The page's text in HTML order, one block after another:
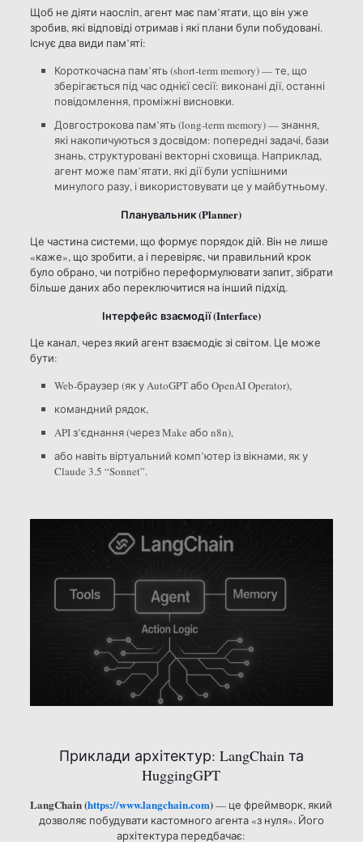
Щоб не діяти наосліп, агент має пам’ятати, що він уже
зробив, які відповіді отримав і які плани були побудовані.
Існує два види пам’яті:
Короткочасна пам’ять (short-term memory) — те, що
зберігається під час однієї сесії: виконані дії, останні
повідомлення, проміжні висновки.
Довгострокова пам’ять (long-term memory) — знання,
які накопичуються з досвідом: попередні задачі, бази
знань, структуровані векторні сховища. Наприклад,
агент може пам’ятати, які дії були успішними
минулого разу, і використовувати це у майбутньому.
Планувальник (Planner)
Це частина системи, що формує порядок дій. Він не лише
«каже», що зробити, а і перевіряє, чи правильний крок
було обрано, чи потрібно переформулювати запит, зібрати
більше даних або переключитися на інший підхід.
Інтерфейс взаємодії (Interface)
Це канал, через який агент взаємодіє зі світом. Це може
бути:
Web-браузер (як у AutoGPT або OpenAI Operator),
командний рядок,
API з’єднання (через Make або n8n),
або навіть віртуальний комп’ютер із вікнами, як у
Claude 3.5 “Sonnet”.
Приклади архітектур: LangChain та
HuggingGPT
LangChain (https://www.langchain.com)— це фреймворк, який
дозволяє побудувати кастомного агента «з нуля». Його
архітектура передбачає: